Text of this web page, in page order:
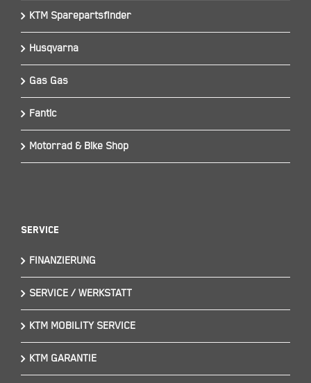
KTM Sparepartsfinder
Husqvarna
Gas Gas
Fantic
Motorrad & Bike Shop
Service
FINANZIERUNG
SERVICE / WERKSTATT
KTM MOBILITY SERVICE
KTM GARANTIE